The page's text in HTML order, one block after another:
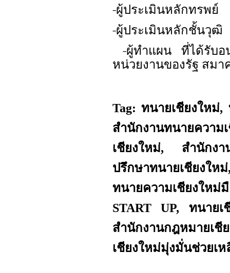
-ผู้ประเมินหลักทรพย์
-ผู้ประเมินหลักชั้นวุฒิ
-ผู้ทำแผน ที่ได้รับอ
หน่วยงานของรัฐ สม
Tag: ทนายเชียงใหม่
สำนักงานทนายควา
เชียงใหม่, สำนักงา
ปรึกษาทนายเชียง
ทนายความเชียงให
START UP, ทนายเ
สำนักงานกฎหมาย
เชียงใหม่มุ่งมั่นช่วยเ